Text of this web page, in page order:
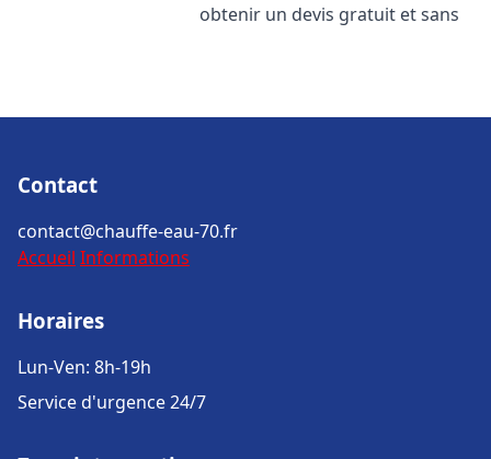
obtenir un devis gratuit et sans
Contact
contact@chauffe-eau-70.fr
Accueil Informations
Horaires
Lun-Ven: 8h-19h
Service d'urgence 24/7